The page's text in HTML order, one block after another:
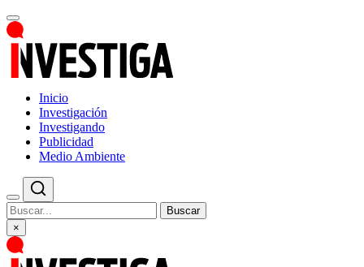
Inicio
Investigación
Investigando
Publicidad
Medio Ambiente
Buscar
×